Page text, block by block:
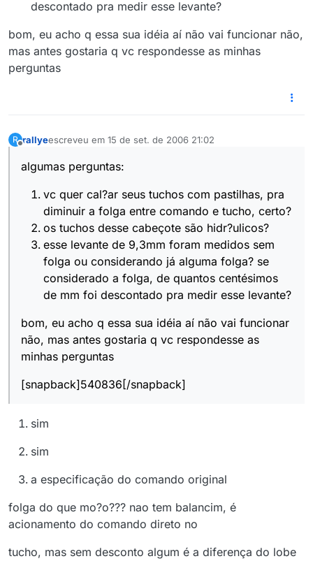
descontado pra medir esse levante?
bom, eu acho q essa sua idéia aí não vai funcionar não,
mas antes gostaria q vc respondesse as minhas
perguntas
R rallyeescreveu em 15 de set. de 2006 21:02
última edição por
algumas perguntas:
vc quer cal?ar seus tuchos com pastilhas, pra
diminuir a folga entre comando e tucho, certo?
os tuchos desse cabeçote são hidr?ulicos?
esse levante de 9,3mm foram medidos sem
folga ou considerando já alguma folga? se
considerado a folga, de quantos centésimos
de mm foi descontado pra medir esse levante?
bom, eu acho q essa sua idéia aí não vai funcionar
não, mas antes gostaria q vc respondesse as
minhas perguntas
[snapback]540836[/snapback]
sim
sim
a especificação do comando original
folga do que mo?o??? nao tem balancim, é
acionamento do comando direto no
tucho, mas sem desconto algum é a diferença do lobe